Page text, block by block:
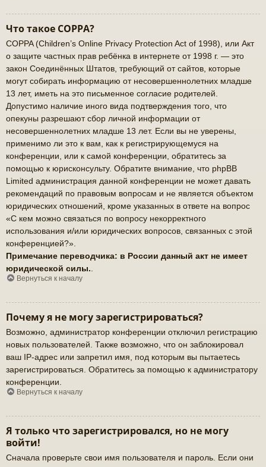
Что такое COPPA?
COPPA (Children’s Online Privacy Protection Act of 1998), или Акт
о защите частных прав ребёнка в интернете от 1998 г. — это
закон Соединённых Штатов, требующий от сайтов, которые
могут собирать информацию от несовершеннолетних младше
13 лет, иметь на это письменное согласие родителей.
Допустимо наличие иного вида подтверждения того, что
опекуны разрешают сбор личной информации от
несовершеннолетних младше 13 лет. Если вы не уверены,
применимо ли это к вам, как к регистрирующемуся на
конференции, или к самой конференции, обратитесь за
помощью к юрисконсульту. Обратите внимание, что phpBB
Limited администрация данной конференции не может давать
рекомендаций по правовым вопросам и не является объектом
юридических отношений, кроме указанных в ответе на вопрос
«С кем можно связаться по вопросу некорректного
использования и/или юридических вопросов, связанных с этой
конференцией?».
Примечание переводчика: в России данный акт не имеет
юридической силы.
Вернуться к началу
Почему я не могу зарегистрироваться?
Возможно, администратор конференции отключил регистрацию
новых пользователей. Также возможно, что он заблокировал
ваш IP-адрес или запретил имя, под которым вы пытаетесь
зарегистрироваться. Обратитесь за помощью к администратору
конференции.
Вернуться к началу
Я только что зарегистрировался, но не могу
войти!
Сначала проверьте свои имя пользователя и пароль. Если они